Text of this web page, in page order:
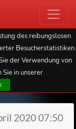
des reibungslosen
Besucherstatistiken.
der Verwendung von
Sie in unserer
2020 07:50